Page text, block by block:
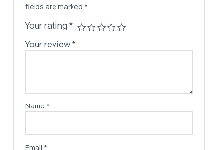
fields are marked *
Your rating*
Your review*
Name *
Email *